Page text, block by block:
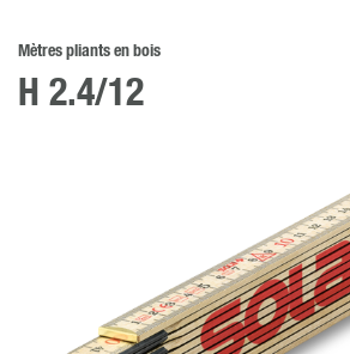
Mètres pliants en bois
H 2.4/12